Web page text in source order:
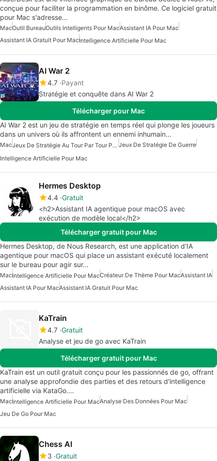
conçue pour faciliter la programmation en binôme. Ce logiciel gratuit
pour Mac s'adresse…
MacOutil BureauOutils Intelligents Pour MacAssistant IA Pour Mac
Assistant IA Gratuit Pour MacIntelligence Artificielle Pour Mac
AI War 2
4.7 Payant
Stratégie et conquête dans AI War 2
Télécharger pour Mac
AI War 2 est un jeu de stratégie en temps réel qui plonge les joueurs
dans un univers où ils affrontent un ennemi inhumain…
Mac Jeux De Stratégie Au Tour Par Tour Pour Mac Jeux De Stratégie De Guerre
Intelligence Artificielle Pour Mac
Hermes Desktop
4.4 Gratuit
<h2>Assistant IA agentique pour macOS avec
exécution de modèle local</h2>
Télécharger gratuit pour Mac
Hermes Desktop, de Nous Research, est une application d'IA
agentique pour macOS qui place un assistant exécuté localement
sur le bureau pour agir sur…
MacIntelligence Artificielle Pour MacCréateur De Thème Pour MacAssistant IA
Assistant IA Pour MacAssistant IA Gratuit Pour Mac
KaTrain
4.7 Gratuit
Analyse et jeu de go avec KaTrain
Télécharger gratuit pour Mac
KaTrain est un outil gratuit conçu pour les passionnés de go, offrant
une analyse approfondie des parties et des retours d'intelligence
artificielle via KataGo.…
MacIntelligence Artificielle Pour MacAnalyse Des Données Pour Mac
Jeu De Go Pour Mac
Chess AI
3 Gratuit